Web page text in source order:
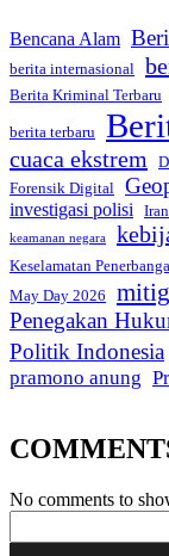
Bencana Alam
berita internasional
Berita Kriminal Terbaru
berita terbaru
cuaca ekstrem
Forensik Digital
investigasi polisi Iran
keamanan negara
Keselamatan
May Day 2026
Penegakan
Politik Indonesia
pramono anung
No comments to